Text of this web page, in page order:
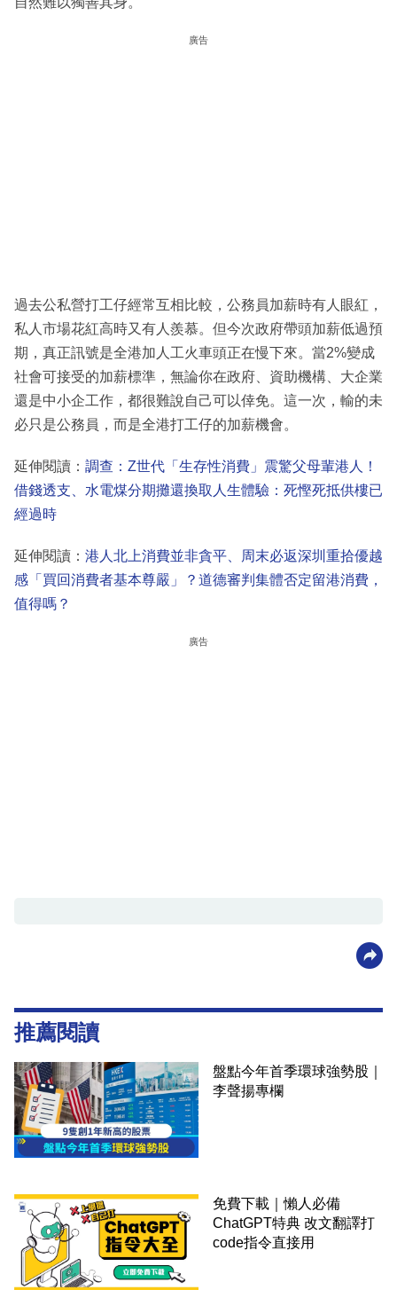
廣告
過去公私營打工仔經常互相比較，公務員加薪時有人眼紅，
私人市場花紅高時又有人羨慕。但今次政府帶頭加薪低過預
期，真正訊號是全港加人工火車頭正在慢下來。當2%變成
社會可接受的加薪標準，無論你在政府、資助機構、大企業
還是中小企工作，都很難說自己可以倖免。這一次，輸的未
必只是公務員，而是全港打工仔的加薪機會。
延伸閱讀： 調查：Z世代「生存性消費」震驚父母輩港人！
借錢透支、水電煤分期攤還換取人生體驗：死慳死抵供樓已
經過時
延伸閱讀： 港人北上消費並非貪平、周末必返深圳重拾優越
感「買回消費者基本尊嚴」？道德審判集體否定留港消費，
值得嗎？
廣告
推薦閱讀
盤點今年首季環球強勢股｜
李聲揚專欄
免費下載｜懶人必備
ChatGPT特典 改文翻譯打
code指令直接用